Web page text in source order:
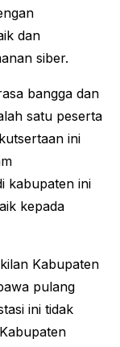
dan
siber.
bangga dan
satu peserta
ini
kabupaten ini
kepada
Kabupaten
pulang
ini tidak